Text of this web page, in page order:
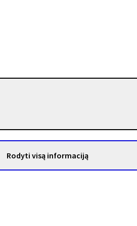
Rodyti visą informaciją